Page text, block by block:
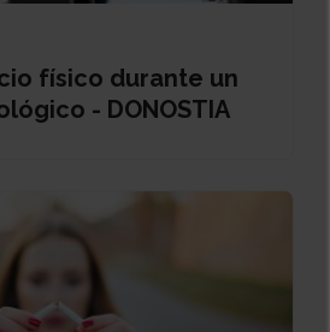
físico durante un
- DONOSTIA